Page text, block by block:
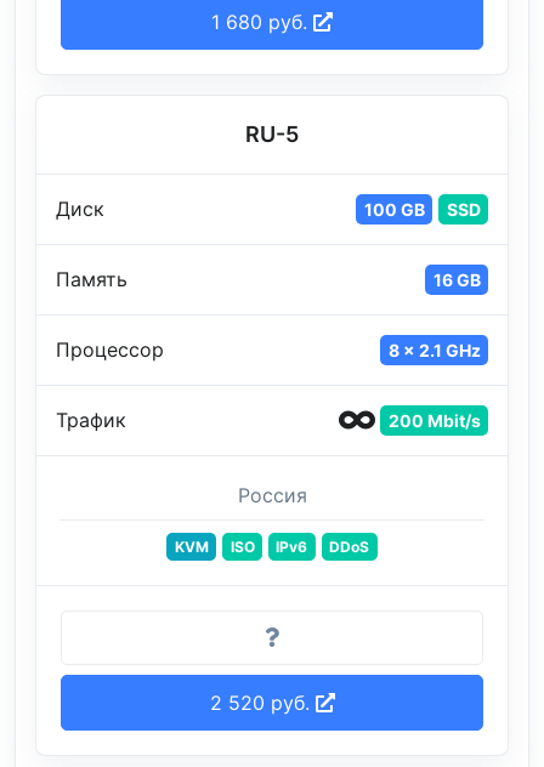
1 680 руб.
RU-5
Диск 100 GB SSD
Память 16 GB
Процессор 8 x 2.1 GHz
Трафик 200 Mbit/s
Россия
KVM ISO IPv6 DDoS
2 520 руб.